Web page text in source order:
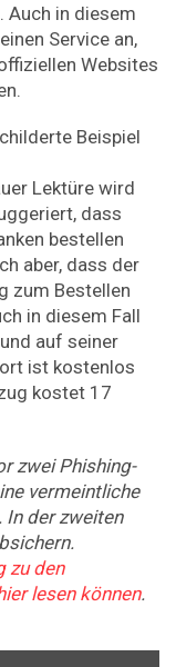
Auch in diesem
Service an,
Websites
Beispiel
Lektüre wird
dass
bestellen
aber, dass der
zum Bestellen
in diesem Fall
auf seiner
ist kostenlos
kostet 17
zwei Phishing-
vermeintliche
In der zweiten
zu den
lesen können.